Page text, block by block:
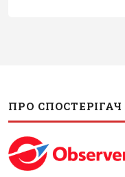
ПРО СПОСТЕРІГАЧ